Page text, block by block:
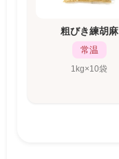
粗びき練胡麻
常温
1kg×10袋